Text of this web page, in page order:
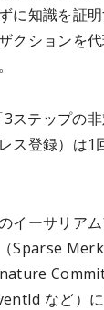
に知識を証
クションを
ステップの
ス登録）は1
イーサリア
Sparse
など）